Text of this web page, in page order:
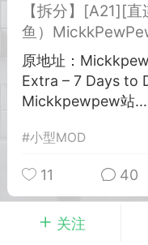
作弊模组的发布规范
环境，中文网特此发
模组的发布行为：1.
大人
Lv.8
关注
【拆分】[A21][
鱼）
原地址：
Extra – 7 Days to
Mickkpewpew站...
#小型MOD
11 40
疯天阳